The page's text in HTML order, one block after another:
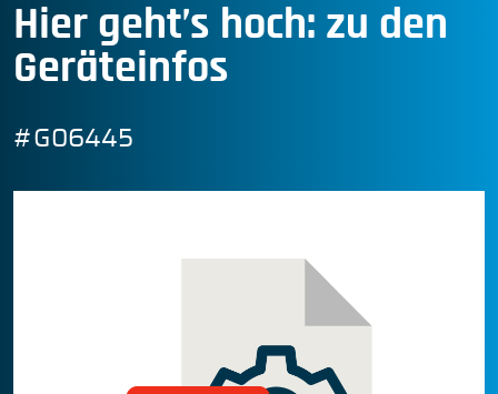
Hier geht’s hoch: zu den
Geräteinfos
#G06445